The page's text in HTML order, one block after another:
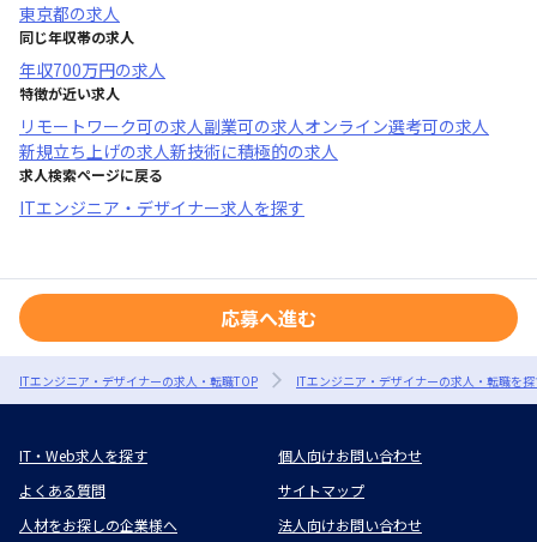
東京都の求人
同じ年収帯の求人
年収700万円の求人
特徴が近い求人
リモートワーク可の求人副業可の求人オンライン選考可の求人
新規立ち上げの求人新技術に積極的の求人
求人検索ページに戻る
ITエンジニア・デザイナー求人を探す
応募へ進む
ITエンジニア・デザイナーの求人・転職TOP ITエンジニア・デザイナーの求人・転職を
IT・Web求人を探す
個人向けお問い合わせ
よくある質問
サイトマップ
人材をお探しの企業様へ
法人向けお問い合わせ